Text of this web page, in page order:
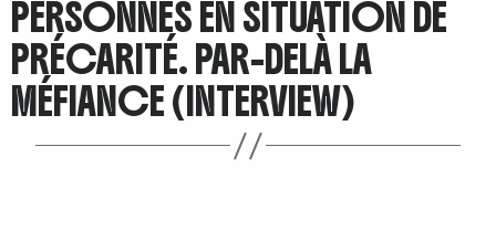
PERSONNES EN SITUATION DE
PRÉCARITÉ. PAR-DELÀ LA
MÉFIANCE (INTERVIEW)